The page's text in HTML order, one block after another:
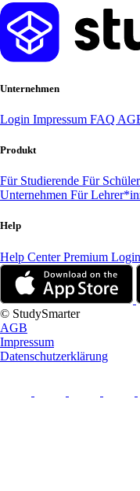
Unternehmen
Login Impressum FAQ
Produkt
Für Studierende Für
Unternehmen Für
Help
Help CenterPremium Login
© StudySmarter
AGB
Impressum
Datenschutzerklärung